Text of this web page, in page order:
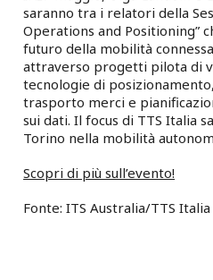
saranno tra i relatori della
Operations and Positioning”
futuro della mobilità
attraverso progetti pilota di
tecnologie di
trasporto merci e
sui dati. Il focus di TTS Italia
Torino nella mobilità
Scopri di più sull’evento!
Fonte: ITS Australia/TTS Italia